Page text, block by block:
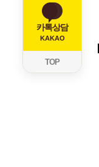
카톡상담
KAKAO
TOP